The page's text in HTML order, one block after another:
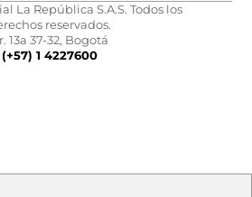
La República S.A.S. Todos los
reservados.
13a 37-32, Bogotá
(+57) 1 4227600